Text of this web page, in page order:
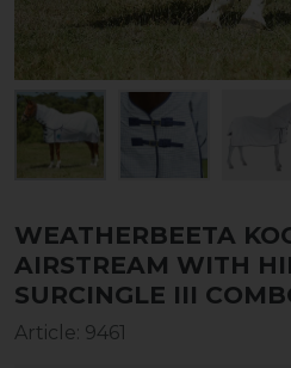
WEATHERBEETA
AIRSTREAM WITH
SURCINGLE III
Article: 9461